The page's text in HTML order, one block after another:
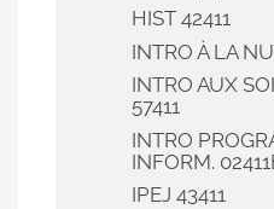
HIST 42411
INTRO À LA
INTRO AUX
57411
INTRO
INFORM.
IPEJ 43411